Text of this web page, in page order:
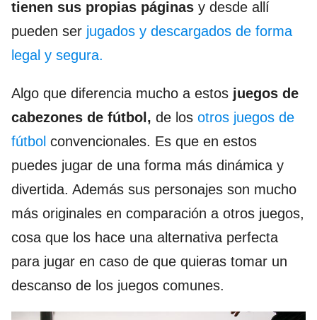
tienen sus propias páginas y desde allí
pueden ser jugados y descargados de forma
legal y segura.
Algo que diferencia mucho a estos juegos de
cabezones de fútbol, de los otros juegos de
fútbol convencionales. Es que en estos
puedes jugar de una forma más dinámica y
divertida. Además sus personajes son mucho
más originales en comparación a otros juegos,
cosa que los hace una alternativa perfecta
para jugar en caso de que quieras tomar un
descanso de los juegos comunes.